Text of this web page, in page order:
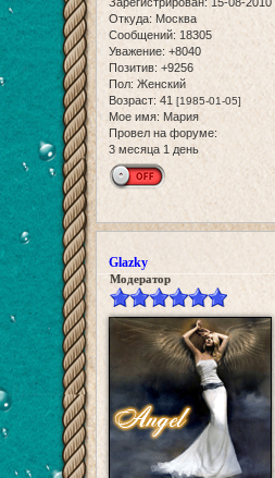
Откуда: Москва
Сообщений: 18305
Уважение: +8040
Позитив: +9256
Пол: Женский
Возраст: 41 [1985-01-05]
Мое имя: Мария
Провел на форуме:
3 месяца 1 день
Glazky
Модератор